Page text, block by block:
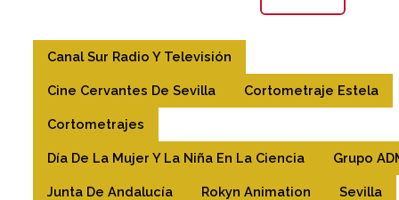
Canal Sur Radio Y Televisión
Cine Cervantes De Sevilla Cortometraje Estela
Cortometrajes
Día De La Mujer Y La Niña En La Ciencia Grupo
Junta De Andalucía Rokyn Animation Sevilla